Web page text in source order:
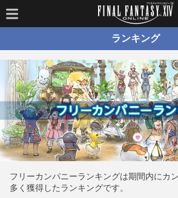
ランキング
フリーカンパニーランキングは期間内にカ
多く獲得したランキングです。